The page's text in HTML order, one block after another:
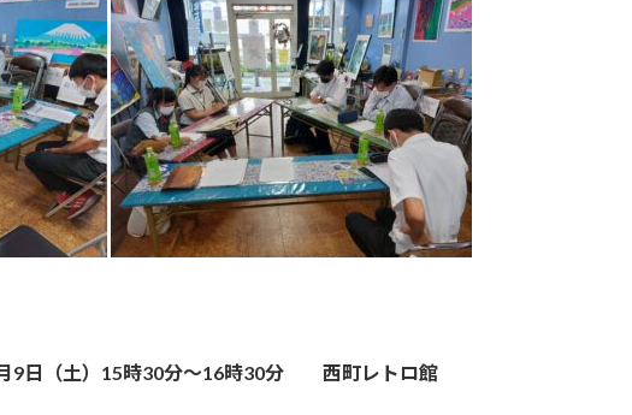
（土）15時30分～16時30分 西町レトロ館